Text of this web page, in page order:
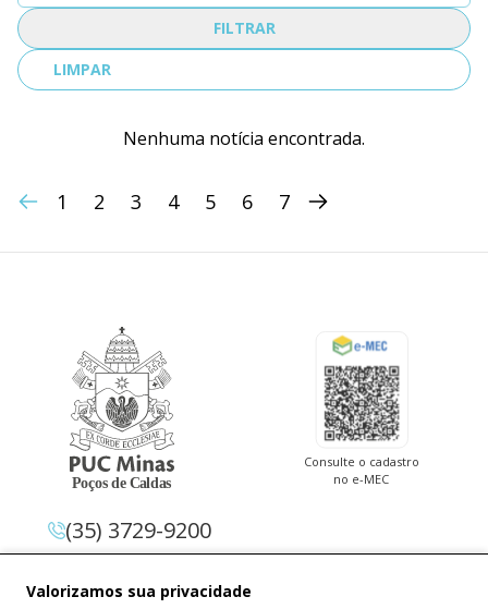
FILTRAR
LIMPAR
Nenhuma notícia encontrada.
1 2 3 4 5 6 7
Valorizamos sua privacidade
Consulte o cadastro
no e-MEC
(35) 3729-9200